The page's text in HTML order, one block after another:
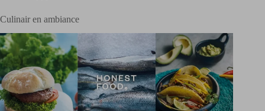
Culinair en ambiance